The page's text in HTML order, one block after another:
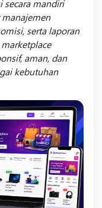
secara mandiri
serta laporan
aman, dan
kebutuhan